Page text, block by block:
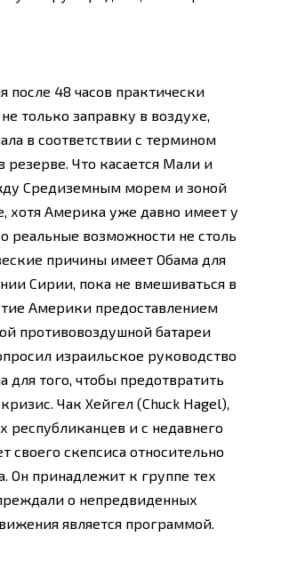
48 часов практически
только заправку в воздухе,
в соответствии с термином
резерве. Что касается Мали и
Средиземным морем и зоной
хотя Америка уже давно имеет у
реальные возможности не столь
причины имеет Обама для
Сирии, пока не вмешиваться в
Америки предоставлением
противовоздушной батареи
израильское руководство
того, чтобы предотвратить
Чак Хейгел (Chuck Hagel),
республиканцев и с недавнего
своего скепсиса относительно
Он принадлежит к группе тех
о непредвиденных
является программой.